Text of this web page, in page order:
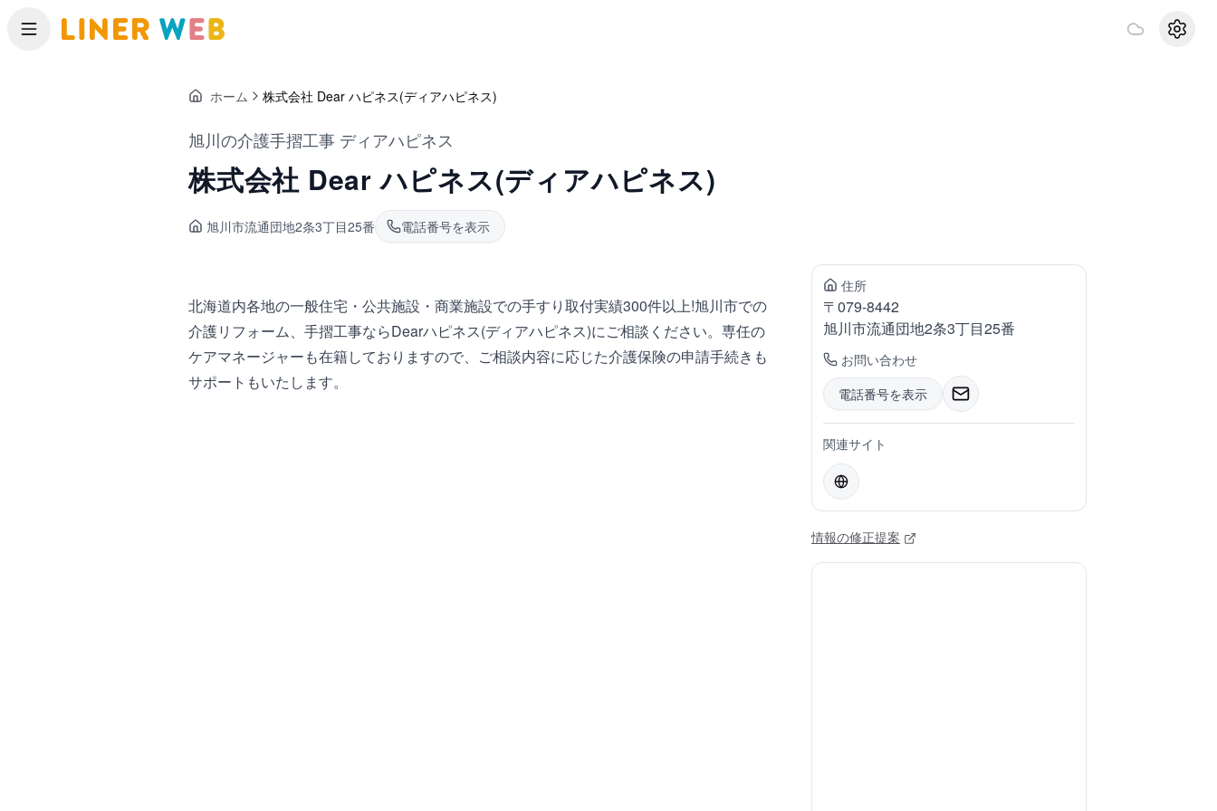
メニュー 設定
ホーム 株式会社 Dear ハピネス(ディアハピネス)
旭川の介護手摺工事 ディアハピネス
株式会社 Dear ハピネス(ディアハピネス)
旭川市流通団地2条3丁目25番 電話番号を表示
北海道内各地の一般住宅・公共施設・商業施設での手すり取付実績300件以上!旭川市での
介護リフォーム、手摺工事ならDearハピネス(ディアハピネス)にご相談ください。専任の
ケアマネージャーも在籍しておりますので、ご相談内容に応じた介護保険の申請手続きも
サポートもいたします。
住所
〒079-8442
旭川市流通団地2条3丁目25番
お問い合わせ
電話番号を表示
関連サイト
情報の修正提案